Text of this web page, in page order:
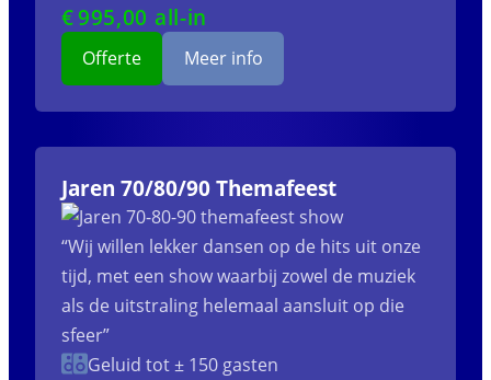
€995,00 all-in
Offerte Meer info
Jaren 70/80/90 Themafeest
“Wij willen lekker dansen op de hits uit onze
tijd, met een show waarbij zowel de muziek
als de uitstraling helemaal aansluit op die
sfeer”
Geluid tot ± 150 gasten